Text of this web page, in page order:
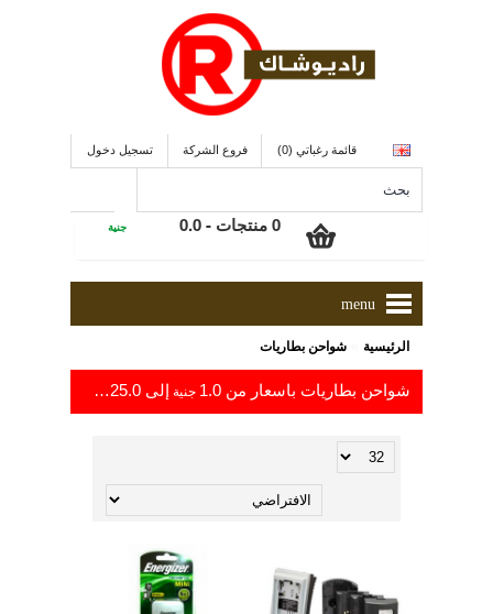
قائمة رغباتي (0) فروع الشركة تسجيل دخول
0 منتجات - 0.0 جنية
menu
الرئيسية شواحن بطاريات
شواحن بطاريات باسعار من 1.0 جنية إلى 325.0 جنية